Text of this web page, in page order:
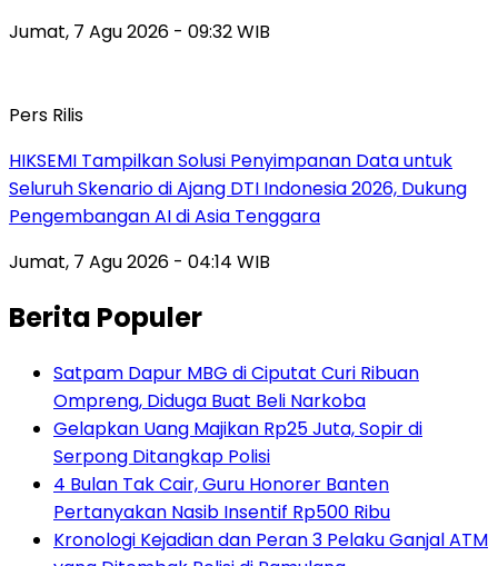
Jumat, 7 Agu 2026 - 09:32 WIB
Pers Rilis
HIKSEMI Tampilkan Solusi Penyimpanan Data untuk
Seluruh Skenario di Ajang DTI Indonesia 2026, Dukung
Pengembangan AI di Asia Tenggara
Jumat, 7 Agu 2026 - 04:14 WIB
Berita Populer
Satpam Dapur MBG di Ciputat Curi Ribuan
Ompreng, Diduga Buat Beli Narkoba
Gelapkan Uang Majikan Rp25 Juta, Sopir di
Serpong Ditangkap Polisi
4 Bulan Tak Cair, Guru Honorer Banten
Pertanyakan Nasib Insentif Rp500 Ribu
Kronologi Kejadian dan Peran 3 Pelaku Ganjal ATM